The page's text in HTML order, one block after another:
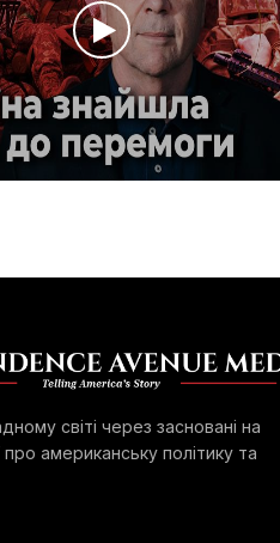
світі через засновані на
про американську політику та